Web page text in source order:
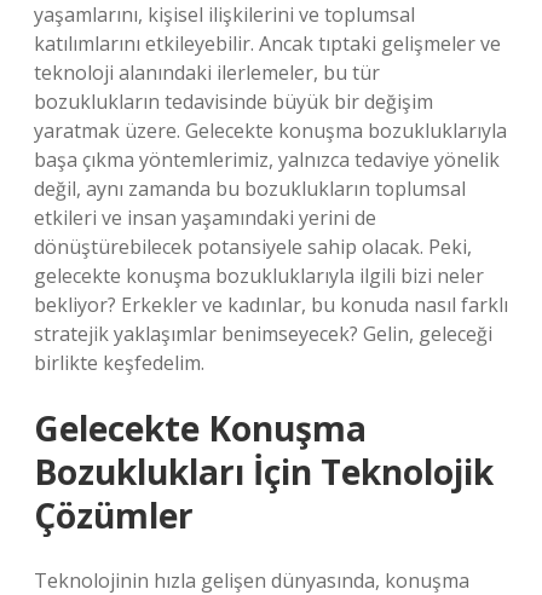
yaşamlarını, kişisel ilişkilerini ve toplumsal
katılımlarını etkileyebilir. Ancak tıptaki gelişmeler ve
teknoloji alanındaki ilerlemeler, bu tür
bozuklukların tedavisinde büyük bir değişim
yaratmak üzere. Gelecekte konuşma bozukluklarıyla
başa çıkma yöntemlerimiz, yalnızca tedaviye yönelik
değil, aynı zamanda bu bozuklukların toplumsal
etkileri ve insan yaşamındaki yerini de
dönüştürebilecek potansiyele sahip olacak. Peki,
gelecekte konuşma bozukluklarıyla ilgili bizi neler
bekliyor? Erkekler ve kadınlar, bu konuda nasıl farklı
stratejik yaklaşımlar benimseyecek? Gelin, geleceği
birlikte keşfedelim.
Gelecekte Konuşma
Bozuklukları İçin Teknolojik
Çözümler
Teknolojinin hızla gelişen dünyasında, konuşma